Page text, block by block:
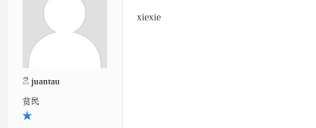
juantau
贫民
xiexie